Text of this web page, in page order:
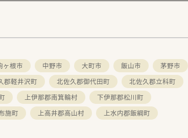
ヶ根市 中野市 大町市 飯山市
茅野市
郡軽井沢町 北佐久郡御代田町
北佐久郡立科町
上伊那郡南箕輪村
下伊那郡松川町
施町 上高井郡高山村 上水内郡飯綱町